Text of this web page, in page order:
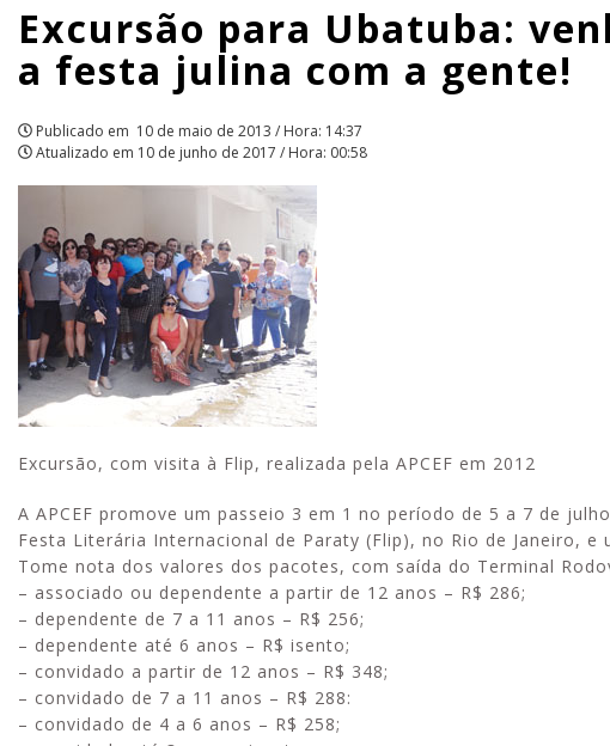
Flip
e
a
festa
julina
com
a
gente!
|
APCEF/SP
Excursão para Ubatuba:
a festa julina com a gente!
Publicado em 10 de maio de 2013 / Hora: 14:37
Atualizado em 10 de junho de 2017 / Hora: 00:58
Excursão, com visita à Flip, realizada pela APCEF em 2012
A APCEF promove um passeio 3 em 1 no período de 5 a 7 de
Festa Literária Internacional de Paraty (Flip), no Rio de Janeiro,
Tome nota dos valores dos pacotes, com saída do Terminal
– associado ou dependente a partir de 12 anos – R$ 286;
– dependente de 7 a 11 anos – R$ 256;
– dependente até 6 anos – R$ isento;
– convidado a partir de 12 anos – R$ 348;
– convidado de 7 a 11 anos – R$ 288:
– convidado de 4 a 6 anos – R$ 258;